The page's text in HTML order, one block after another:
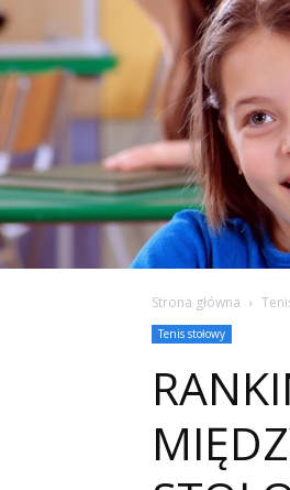
Strona główna
Tenis stołowy